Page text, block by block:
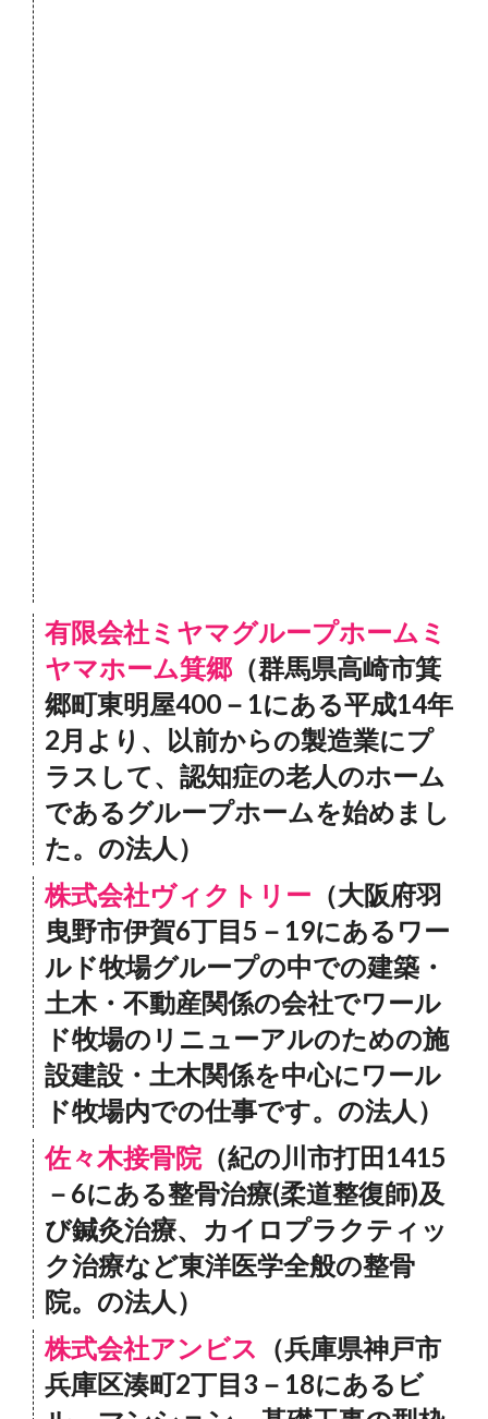
有限会社ミヤマグループホームミ
ヤマホーム箕郷 （群馬県高崎市箕
郷町東明屋400－1にある平成14年
2月より、以前からの製造業にプ
ラスして、認知症の老人のホーム
であるグループホームを始めまし
た。の法人）
株式会社ヴィクトリー （大阪府羽
曳野市伊賀6丁目5－19にあるワー
ルド牧場グループの中での建築・
土木・不動産関係の会社でワール
ド牧場のリニューアルのための施
設建設・土木関係を中心にワール
ド牧場内での仕事です。の法人）
佐々木接骨院（紀の川市打田1415
－6にある整骨治療(柔道整復師)及
び鍼灸治療、カイロプラクティッ
ク治療など東洋医学全般の整骨
院。の法人）
株式会社アンビス
（兵庫県神戸市
兵庫区湊町2丁目3－18にあるビ